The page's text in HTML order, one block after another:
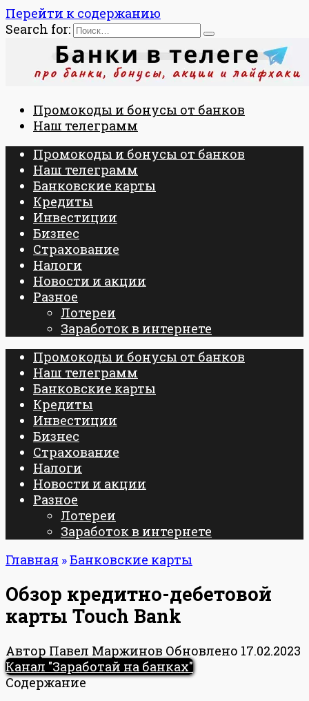
Перейти к содержанию
Search for:
Промокоды и бонусы от банков
Наш телеграмм
Промокоды и бонусы от банков
Наш телеграмм
Банковские карты
Кредиты
Инвестиции
Бизнес
Страхование
Налоги
Новости и акции
Разное
Лотереи
Заработок в интернете
Промокоды и бонусы от банков
Наш телеграмм
Банковские карты
Кредиты
Инвестиции
Бизнес
Страхование
Налоги
Новости и акции
Разное
Лотереи
Заработок в интернете
Главная »Банковские карты
Обзор кредитно-дебетовой
карты Touch Bank
Автор Павел Маржинов Обновлено 17.02.2023
Канал "Заработай на банках"
Содержание